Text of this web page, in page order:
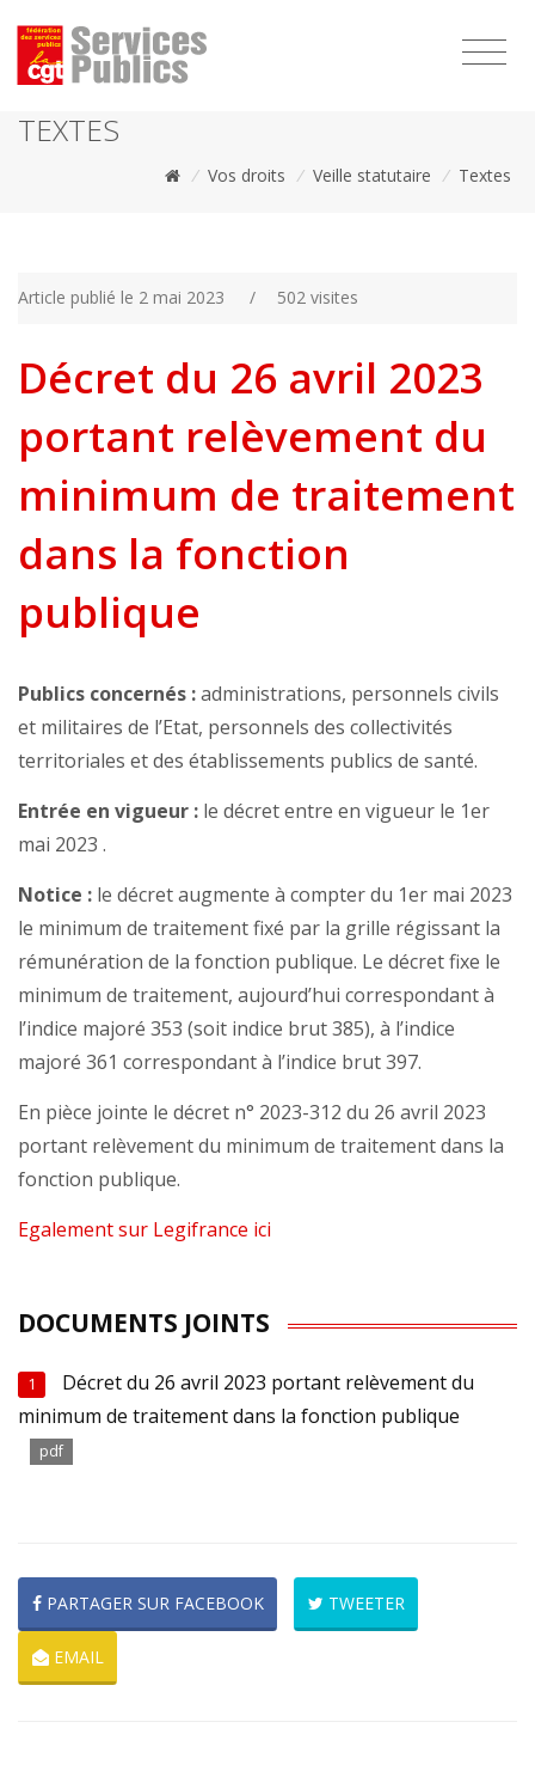
TEXTES
/ Vos droits / Veille statutaire / Textes
Article publié le 2 mai 2023 / 502 visites
Décret du 26 avril 2023
portant relèvement du
minimum de traitement
dans la fonction
publique
Publics concernés :administrations, personnels civils
et militaires de l’Etat, personnels des collectivités
territoriales et des établissements publics de santé.
Entrée en vigueur : le décret entre en vigueur le 1er
mai 2023 .
Notice : le décret augmente à compter du 1er mai 2023
le minimum de traitement fixé par la grille régissant la
rémunération de la fonction publique. Le décret fixe le
minimum de traitement, aujourd’hui correspondant à
l’indice majoré 353 (soit indice brut 385), à l’indice
majoré 361 correspondant à l’indice brut 397.
En pièce jointe le décret n° 2023-312 du 26 avril 2023
portant relèvement du minimum de traitement dans la
fonction publique.
Egalement sur Legifrance ici
DOCUMENTS JOINTS
1
Décret du 26 avril 2023 portant relèvement du
minimum de traitement dans la fonction publique
pdf
PARTAGER SUR FACEBOOK TWEETER
EMAIL